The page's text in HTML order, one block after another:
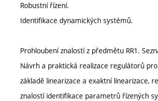
Robustní řízení.
Identifikace dynamických systémů.
Prohloubení znalostí z předmětu RR1.
Návrh a praktická realizace regulátorů
základě linearizace a exaktní linearizace,
znalostí identifikace parametrů řízených